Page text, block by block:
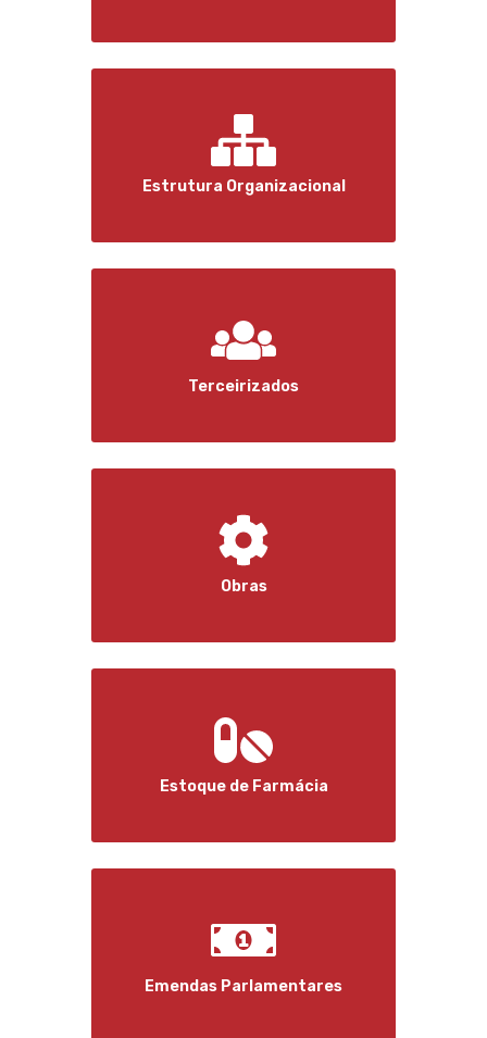
Estrutura Organizacional
Terceirizados
Obras
Estoque de Farmácia
Emendas Parlamentares